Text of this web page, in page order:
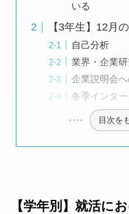
いる
【3年生】12月
自己分析
業界・企業
企業説明会
冬季インタ
目次を
【学年別】就活に